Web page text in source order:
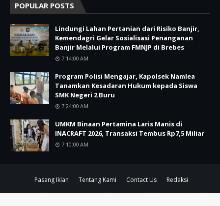
POPULAR POSTS
Lindungi Lahan Pertanian dari Risiko Banjir,
Kemendagri Gelar Sosialisasi Penanganan
Banjir Melalui Program FMNJP di Brebes
7:14:00 AM
Program Polisi Mengajar, Kapolsek Namlea
Tanamkan Kesadaran Hukum kepada Siswa
SMK Negeri 2 Buru
7:24:00 AM
UMKM Binaan Pertamina Laris Manis di
INACRAFT 2026, Transaksi Tembus Rp7,5 Miliar
7:10:00 AM
Pasang Iklan Tentang Kami Contact Us
Redaksi
Copyright ©2026Koreksi TimurAll Right Reserved | Distributed ByAlan